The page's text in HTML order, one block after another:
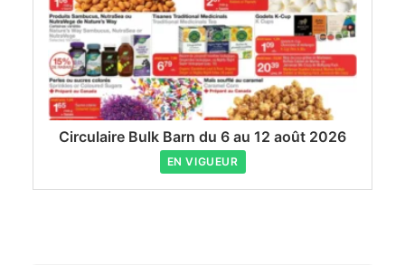
Circulaire Bulk Barn du 6 au 12 août 2026
EN VIGUEUR